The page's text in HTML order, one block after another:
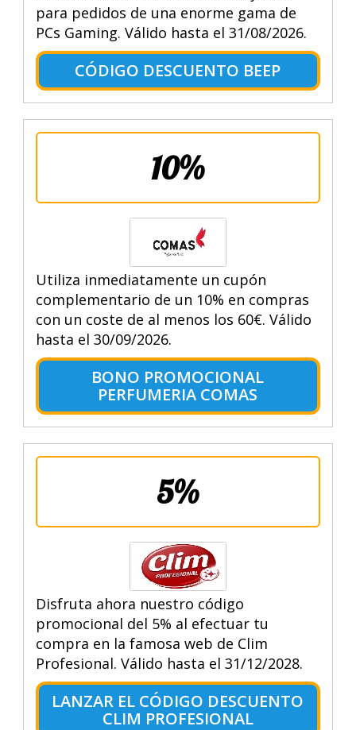
para pedidos de una enorme gama de
PCs Gaming. Válido hasta el 31/08/2026.
CÓDIGO DESCUENTO BEEP
10%
Utiliza inmediatamente un cupón
complementario de un 10% en compras
con un coste de al menos los 60€. Válido
hasta el 30/09/2026.
BONO PROMOCIONAL
PERFUMERIA COMAS
5%
Disfruta ahora nuestro código
promocional del 5% al efectuar tu
compra en la famosa web de Clim
Profesional. Válido hasta el 31/12/2028.
LANZAR EL CÓDIGO DESCUENTO
CLIM PROFESIONAL